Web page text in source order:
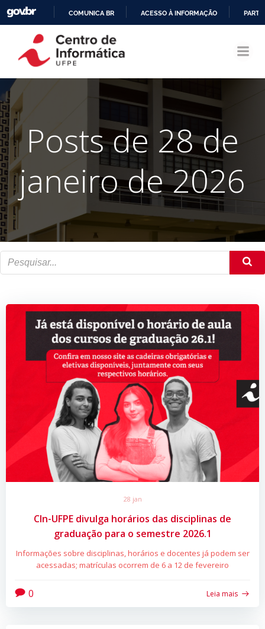
CONTEÚDO
COMUNICA BR ACESSO À INFORMAÇÃO
Posts de 28 de
janeiro de 2026
28 jan
CIn-UFPE divulga horários das disciplinas de
graduação para o semestre 2026.1
Informações sobre disciplinas, horários e docentes já podem ser
acessadas; matrículas ocorrem de 6 a 12 de fevereiro
0 Leia mais